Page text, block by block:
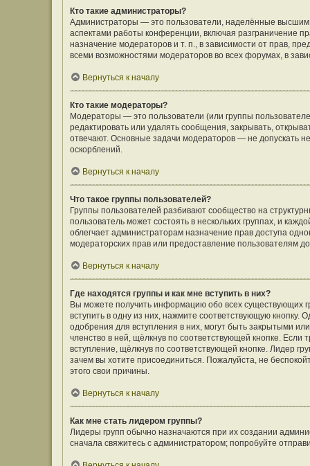
Кто такие администраторы?
Администраторы — это пользователи, наделённые
аспектами работы конференции, включая разграничение
назначение модераторов и т. п., в зависимости от прав,
всеми возможностями модераторов во всех форумах, в
Вернуться к началу
Кто такие модераторы?
Модераторы — это пользователи (или группы
редактировать или удалять сообщения, закрывать,
отвечают. Основные задачи модераторов — не допускать
оскорблений.
Вернуться к началу
Что такое группы пользователей?
Группы пользователей разбивают сообщество на
пользователь может состоять в нескольких группах, и
облегчает администраторам назначение прав доступа
модераторских прав или предоставление пользователям
Вернуться к началу
Где находятся группы и как мне вступить в них?
Вы можете получить информацию обо всех существующих
вступить в одну из них, нажмите соответствующую
одобрения для вступления в них, могут быть закрытыми
членство в ней, щёлкнув по соответствующей кнопке. Если
вступление, щёлкнув по соответствующей кнопке. Лидер
зачем вы хотите присоединиться. Пожалуйста, не
этого свои причины.
Вернуться к началу
Как мне стать лидером группы?
Лидеры групп обычно назначаются при их создании
сначала свяжитесь с администратором; попробуйте